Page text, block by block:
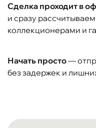
Сделка проходит в
и сразу
коллекционерами и
Начать просто—
без задержек и